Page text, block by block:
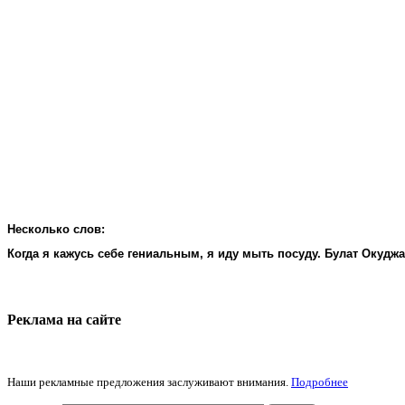
Несколько слов:
Когда я кажусь себе гениальным, я иду мыть посуду. Булат
Реклама на cайте
Наши рекламные предложения заслуживают внимания. Подробнее